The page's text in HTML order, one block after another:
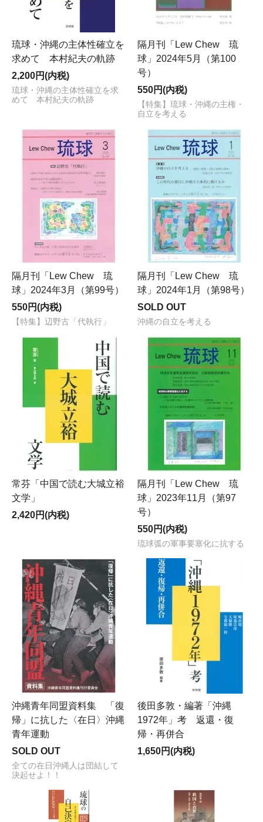
琉球・沖縄の主体性確立を
求めて 本村紀夫の軌跡
2,200円(内税)
琉球・沖縄の主体性確立を求
めて 本村紀夫の軌跡
隔月刊「Lew Chew 琉
球」2024年5月（第100
号）
550円(内税)
【特集】琉球・沖縄の主権・
自立を考える
隔月刊「Lew Chew 琉
球」2024年3月（第99号）
550円(内税)
【特集】辺野古「代執行」
隔月刊「Lew Chew 琉
球」2024年1月（第98号）
SOLD OUT
沖縄の自立を考える
常芬「中国で読む大城立裕
文学」
2,420円(内税)
隔月刊「Lew Chew 琉
球」2023年11月（第97
号）
550円(内税)
琉球弧の軍事要塞化に抗する
沖縄青年同盟資料集 「復
帰」に抗した〈在日〉沖縄
青年運動
SOLD OUT
全ての在日沖縄人は団結して
決起せよ！！
後田多敦・編著「沖縄
1972年」考 返還・復
帰・再併合
1,650円(内税)